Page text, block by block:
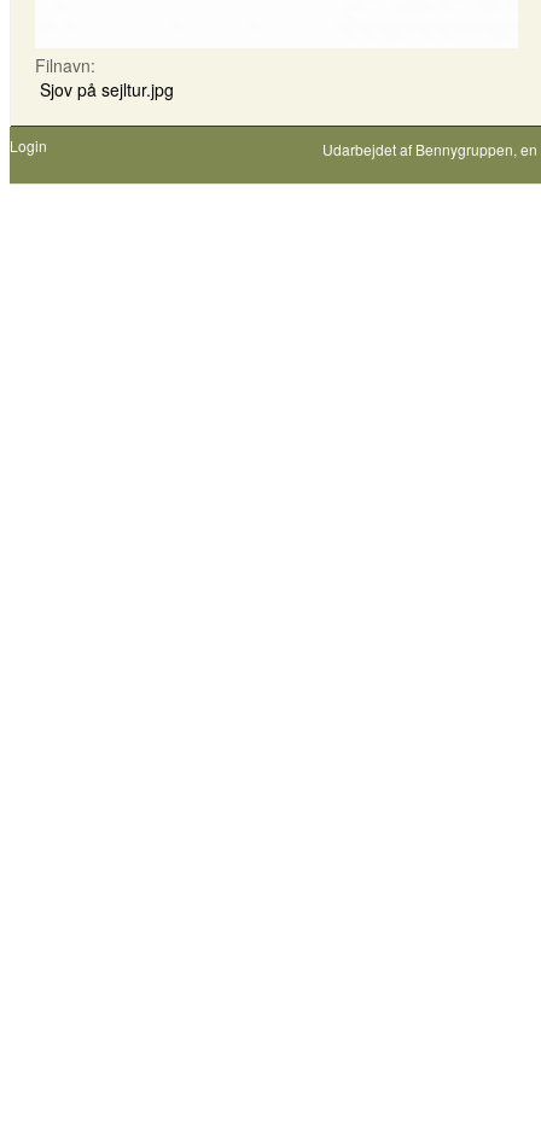
Filnavn:
Sjov på sejltur.jpg
Login Udarbejdet af Bennygruppen,